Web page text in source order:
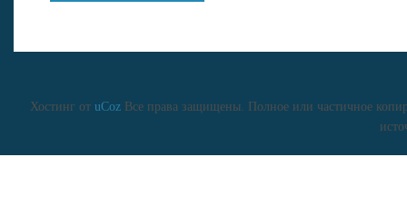
Хостинг от uCozВсе права защищены. Полное или частичное